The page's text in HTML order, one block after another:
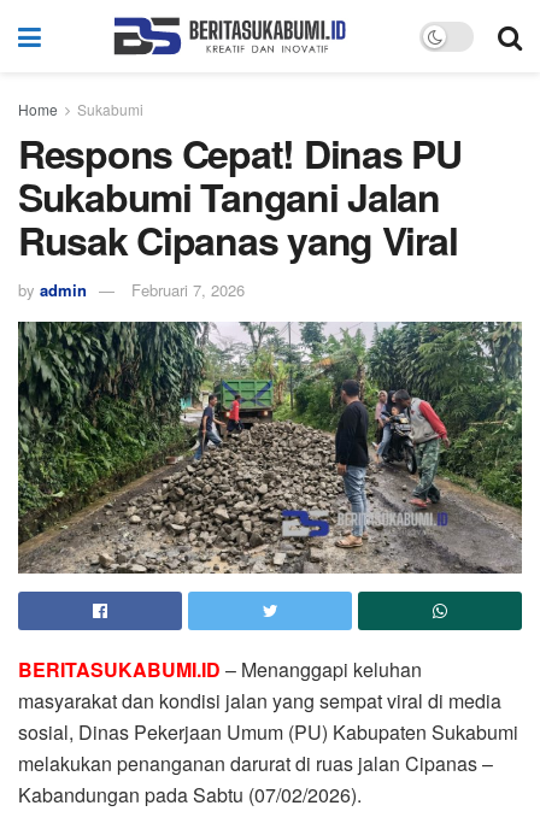
Home Sukabumi
Respons Cepat! Dinas PU
Sukabumi Tangani Jalan
Rusak Cipanas yang Viral
by admin Februari 7, 2026
BERITASUKABUMI.ID – Menanggapi keluhan
masyarakat dan kondisi jalan yang sempat viral di media
sosial, Dinas Pekerjaan Umum (PU) Kabupaten Sukabumi
melakukan penanganan darurat di ruas jalan Cipanas –
Kabandungan pada Sabtu (07/02/2026).